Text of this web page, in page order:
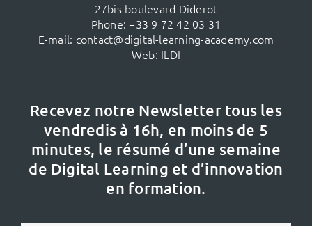
27bis boulevard Diderot
Phone: +33 9 72 42 03 31
E-mail: contact@digital-learning-academy.com
Web: ILDI
Recevez notre Newsletter tous les
vendredis à 16h, en moins de 5
minutes, le résumé d’une semaine
de Digital Learning et d’innovation
en formation.